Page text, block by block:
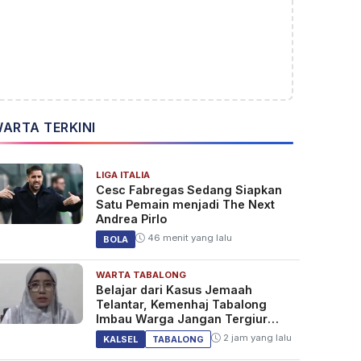
TERKINI
LIGA ITALIA
Cesc Fabregas Sedang Siapkan
Satu Pemain menjadi The Next
Andrea Pirlo
BOLA 46 menit yang lalu
WARTA TABALONG
Belajar dari Kasus Jemaah
Telantar, Kemenhaj Tabalong
Imbau Warga Jangan Tergiur
Umrah Murah
KALSEL TABALONG 2 jam yang lalu